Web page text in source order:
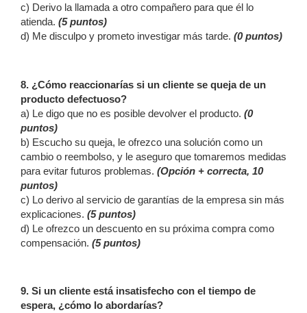
c) Derivo la llamada a otro compañero para que él lo
atienda. (5 puntos)
d) Me disculpo y prometo investigar más tarde. (0 puntos)
8. ¿Cómo reaccionarías si un cliente se queja de un
producto defectuoso?
a) Le digo que no es posible devolver el producto. (0
puntos)
b) Escucho su queja, le ofrezco una solución como un
cambio o reembolso, y le aseguro que tomaremos medidas
para evitar futuros problemas. (Opción + correcta, 10
puntos)
c) Lo derivo al servicio de garantías de la empresa sin más
explicaciones. (5 puntos)
d) Le ofrezco un descuento en su próxima compra como
compensación. (5 puntos)
9. Si un cliente está insatisfecho con el tiempo de
espera, ¿cómo lo abordarías?